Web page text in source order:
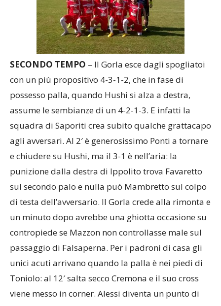
SECONDO TEMPO – Il Gorla esce dagli spogliatoi
con un più propositivo 4-3-1-2, che in fase di
possesso palla, quando Hushi si alza a destra,
assume le sembianze di un 4-2-1-3. E infatti la
squadra di Saporiti crea subito qualche grattacapo
agli avversari. Al 2′ è generosissimo Ponti a tornare
e chiudere su Hushi, ma il 3-1 è nell’aria: la
punizione dalla destra di Ippolito trova Favaretto
sul secondo palo e nulla può Mambretto sul colpo
di testa dell’avversario. Il Gorla crede alla rimonta e
un minuto dopo avrebbe una ghiotta occasione su
contropiede se Mazzon non controllasse male sul
passaggio di Falsaperna. Per i padroni di casa gli
unici acuti arrivano quando la palla è nei piedi di
Toniolo: al 12′ salta secco Cremona e il suo cross
viene messo in corner. Alessi diventa un punto di